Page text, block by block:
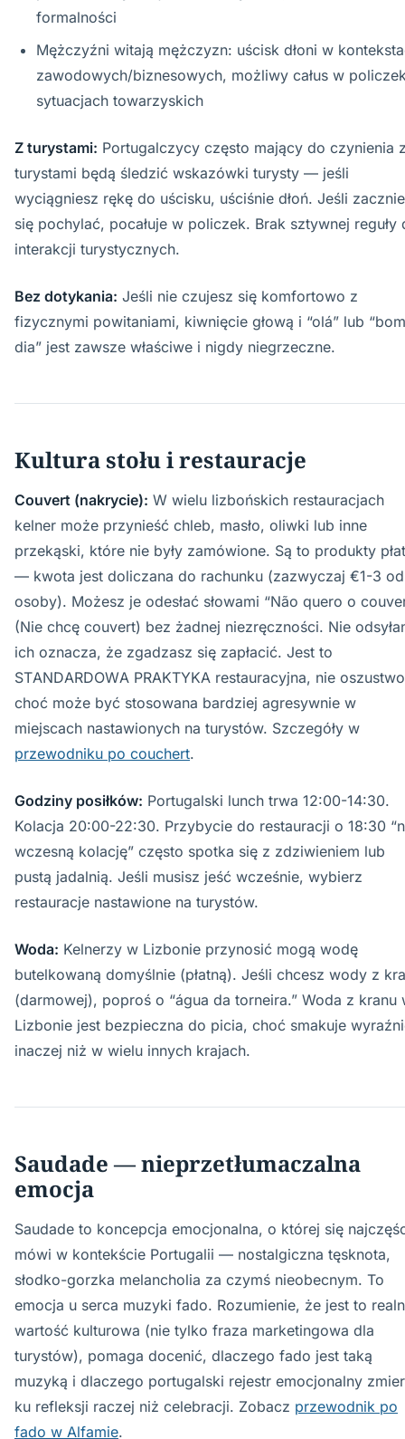
formalności
Mężczyźni witają mężczyzn: uścisk dłoni w
zawodowych/biznesowych, możliwy całus w
sytuacjach towarzyskich
Z turystami: Portugalczycy często mający do czynienia
turystami będą śledzić wskazówki turysty — jeśli
wyciągniesz rękę do uścisku, uściśnie dłoń. Jeśli
się pochylać, pocałuje w policzek. Brak sztywnej reguły
interakcji turystycznych.
Bez dotykania: Jeśli nie czujesz się komfortowo z
fizycznymi powitaniami, kiwnięcie głową i “olá” lub “bom
dia” jest zawsze właściwe i nigdy niegrzeczne.
Kultura stołu i restauracje
Couvert (nakrycie): W wielu lizbońskich restauracjach
kelner może przynieść chleb, masło, oliwki lub inne
przekąski, które nie były zamówione. Są to produkty
— kwota jest doliczana do rachunku (zazwyczaj €1-3 od
osoby). Możesz je odesłać słowami “Não quero o
(Nie chcę couvert) bez żadnej niezręczności. Nie
ich oznacza, że zgadzasz się zapłacić. Jest to
STANDARDOWA PRAKTYKA restauracyjna, nie
choć może być stosowana bardziej agresywnie w
miejscach nastawionych na turystów. Szczegóły w
przewodniku po couchert.
Godziny posiłków: Portugalski lunch trwa 12:00-14:30.
Kolacja 20:00-22:30. Przybycie do restauracji o 18:30
wczesną kolację” często spotka się z zdziwieniem lub
pustą jadalnią. Jeśli musisz jeść wcześnie, wybierz
restauracje nastawione na turystów.
Woda: Kelnerzy w Lizbonie przynosić mogą wodę
butelkowaną domyślnie (płatną). Jeśli chcesz wody z
(darmowej), poproś o “água da torneira.” Woda z kranu
Lizbonie jest bezpieczna do picia, choć smakuje
inaczej niż w wielu innych krajach.
Saudade — nieprzetłumaczalna
emocja
Saudade to koncepcja emocjonalna, o której się
mówi w kontekście Portugalii — nostalgiczna tęsknota,
słodko-gorzka melancholia za czymś nieobecnym. To
emocja u serca muzyki fado. Rozumienie, że jest to
wartość kulturowa (nie tylko fraza marketingowa dla
turystów), pomaga docenić, dlaczego fado jest taką
muzyką i dlaczego portugalski rejestr emocjonalny
ku refleksji raczej niż celebracji. Zobacz przewodnik po
fado w Alfamie.